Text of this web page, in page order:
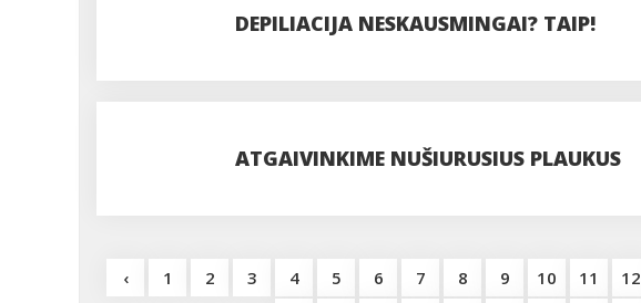
DEPILIACIJA NESKAUSMINGAI? TAIP!
ATGAIVINKIME NUŠIURUSIUS PLAUKUS
‹ 1 2 3 4 5 6 7 8 9 10 11 12